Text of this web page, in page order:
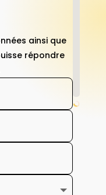
ainsi que
répondre